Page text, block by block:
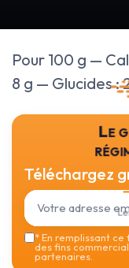
Pour 100 g —
8 g — Glucides :
Le
Téléchargez
*En remplissant ce
des fins
partenaires.